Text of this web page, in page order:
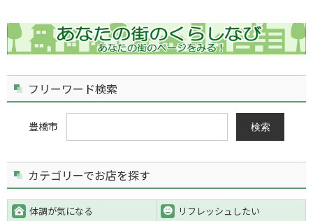
フリーワード検索
豊橋市 検索
カテゴリーでお店を探す
体調が気になる リフレッシュしたい